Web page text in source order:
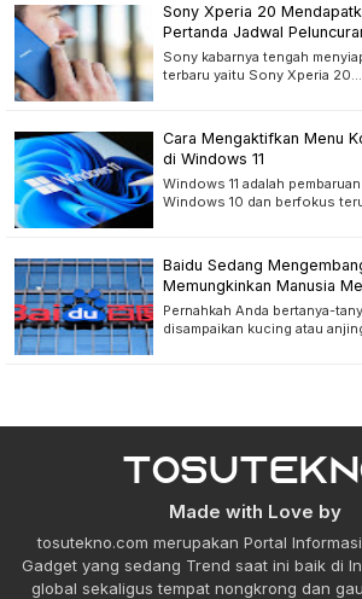
Sony Xperia 20
Pertanda Jadwal
Sony kabarnya tengah
terbaru yaitu Sony Xperia 20.…
Cara Mengaktifkan Menu
di Windows 11
Windows 11 adalah
Windows 10 dan berfokus
Baidu Sedang
Memungkinkan Manusia
Pernahkah Anda bertanya-
disampaikan kucing atau
Made with Love by
tosutekno.com merupakan Portal
Gadget yang sedang Trend saat ini baik di
global sekaligus tempat nongkrong dan